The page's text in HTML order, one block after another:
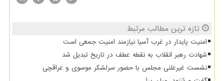
تازه ترین مطالب مرتبط
امنیت پایدار در غرب آسیا نیازمند امنیت جمعی است
شهادت رهبر انقلاب به نقطه عطف در تاریخ تبدیل شد
نشست غیرعلنی مجلس با حضور سرلشکر موسوی و عراقچی